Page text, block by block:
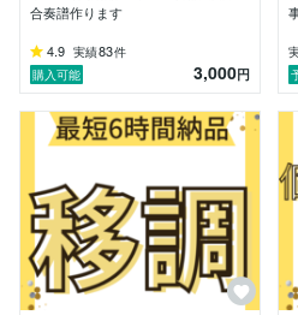
合奏譜作ります
4.9 実績83件
購入可能
3,000円